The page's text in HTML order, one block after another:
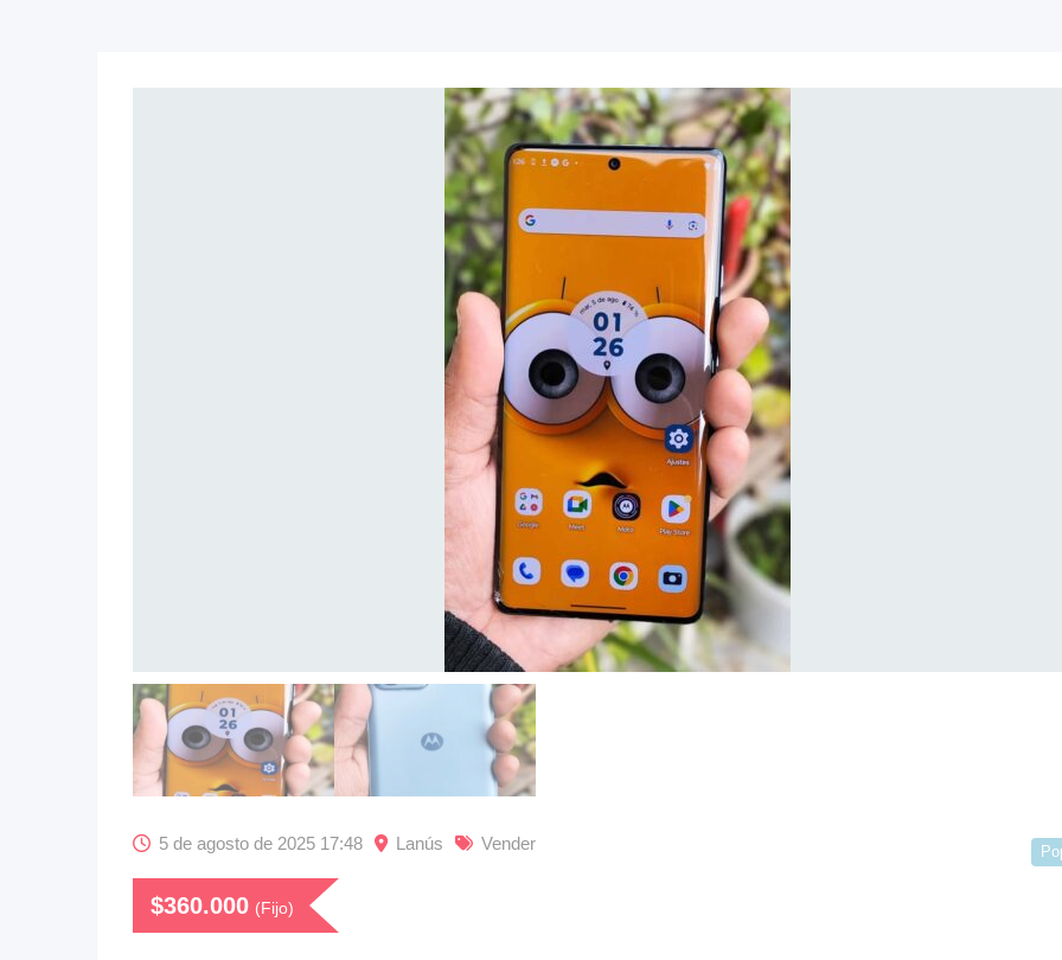
5 de agosto de 2025 17:48 Lanús Vender
$360.000 (Fijo)